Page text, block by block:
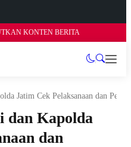
KONTEN BERITA
Jatim Cek Pelaksanaan dan
dan Kapolda
dan